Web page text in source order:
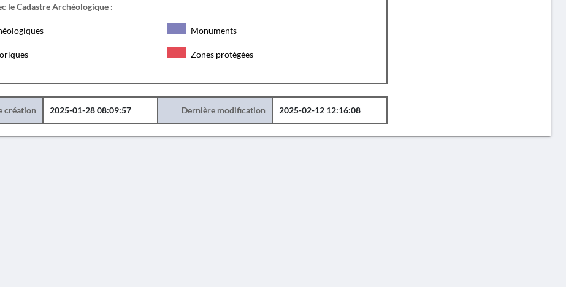
le Cadastre Archéologique :
Monuments
Zones protégées
création 2025-01-28 08:09:57 Dernière modification 2025-02-12 12:16:08